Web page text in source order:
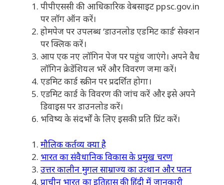
पीपीएससी की आधिकारिक वेबसाइट ppsc.gov.in
पर लॉग ऑन करें।
होमपेज पर उपलब्ध ‘डाउनलोड एडमिट कार्ड’ सेक्शन
पर क्लिक करें।
आप एक नए लॉगिन पेज पर पहुंच जाएंगे। अपने वैध
लॉगिन क्रेडेंशियल भरें और विवरण जमा करें।
एडमिट कार्ड स्क्रीन पर प्रदर्शित होगा।
एडमिट कार्ड के विवरण की जांच करें और इसे अपने
डिवाइस पर डाउनलोड करें।
भविष्य के संदर्भों के लिए इसकी प्रति प्रिंट करें।
मौलिक कर्तव्य क्या है
भारत का संवैधानिक विकास के प्रमुख चरण
उत्तर कालीन मुगल साम्राज्य का उत्थान और पतन
प्राचीन भारत का इतिहास की हिंदी में जानकारी